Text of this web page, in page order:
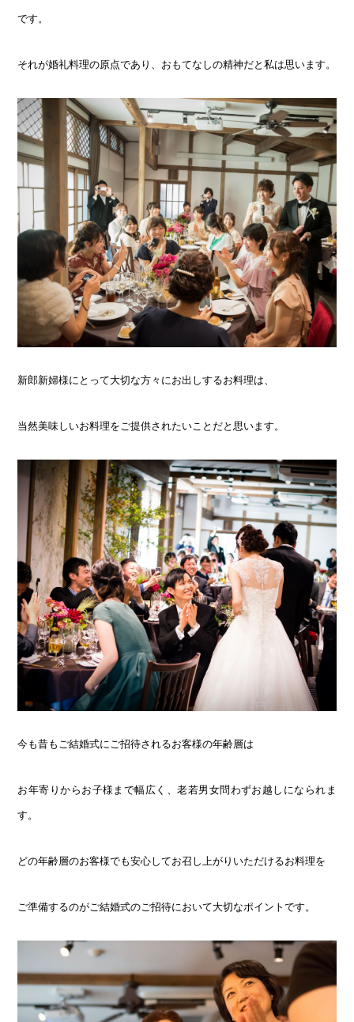
です。
それが婚礼料理の原点であり、おもてなしの精神だと私は思います。
新郎新婦様にとって大切な方々にお出しするお料理は、
当然美味しいお料理をご提供されたいことだと思います。
今も昔もご結婚式にご招待されるお客様の年齢層は
お年寄りからお子様まで幅広く、老若男女問わずお越しになられま
す。
どの年齢層のお客様でも安心してお召し上がりいただけるお料理を
ご準備するのがご結婚式のご招待において大切なポイントです。